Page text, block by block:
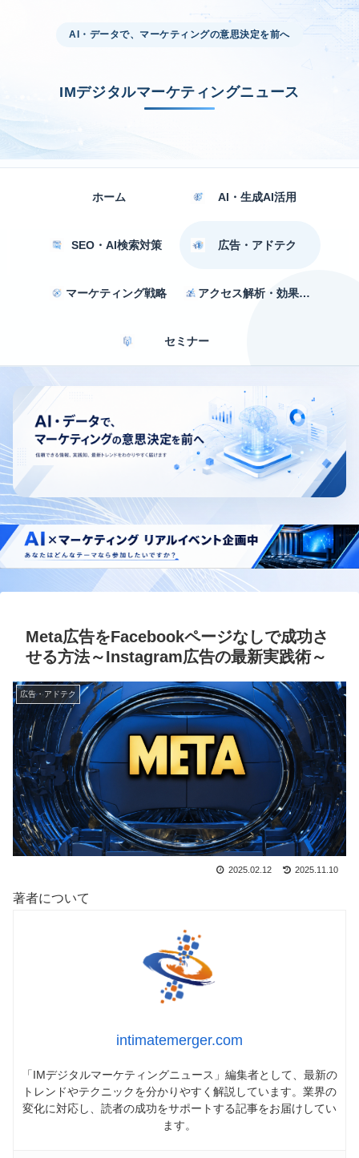
AI・データで、マーケティングの意思決定を前へ
IMデジタルマーケティングニュース
ホーム AI・生成AI活用
SEO・AI検索対策 広告・アドテク
マーケティング戦略 アクセス解析・効果測定
セミナー
Meta広告をFacebookページなしで成功さ
せる方法～Instagram広告の最新実践術～
広告・アドテク
2025.02.12 2025.11.10
著者について
intimatemerger.com
「IMデジタルマーケティングニュース」編集者として、最新の
トレンドやテクニックを分かりやすく解説しています。業界の
変化に対応し、読者の成功をサポートする記事をお届けしてい
ます。